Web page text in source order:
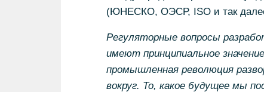
(ЮНЕСКО, ОЭСР, ISO и так
Регуляторные вопросы
имеют принципиальное
промышленная революция
вокруг. То, какое будущее мы